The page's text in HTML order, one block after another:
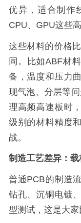
优异，适合制作
CPU、GPU这些
这些材料的价格
同。比如ABF材
备，温度和压力
现气泡、分层等
理高频高速板时
级别的材料精度
战。
制造工艺差异：
普通PCB的制造
钻孔、沉铜电镀
型测试，这是大家